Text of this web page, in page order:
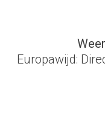
Europawijd: